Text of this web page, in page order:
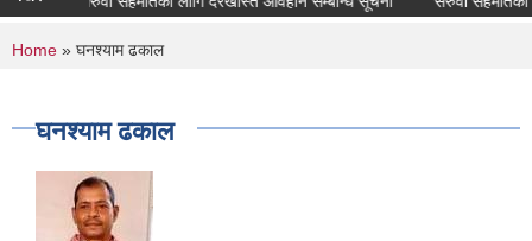
You are here
Home » घनश्याम ढकाल
घनश्याम ढकाल